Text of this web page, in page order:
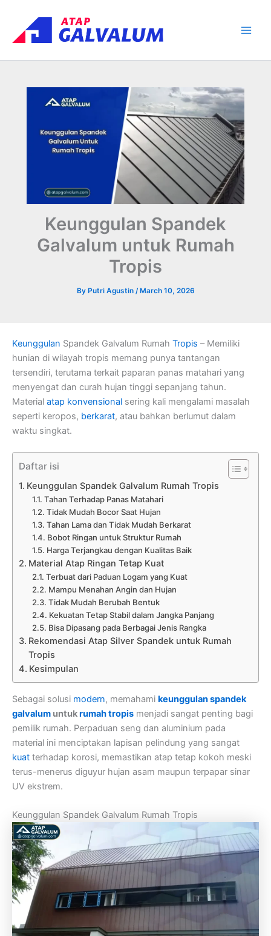
content
Keunggulan Spandek
Galvalum untuk Rumah
Tropis
By Putri Agustin / March 10, 2026
Keunggulan Spandek Galvalum Rumah Tropis – Memiliki
hunian di wilayah tropis memang punya tantangan
tersendiri, terutama terkait paparan panas matahari yang
menyengat dan curah hujan tinggi sepanjang tahun.
Material atap konvensional sering kali mengalami masalah
seperti keropos, berkarat, atau bahkan berlumut dalam
waktu singkat.
Daftar isi
Keunggulan Spandek Galvalum Rumah Tropis
Tahan Terhadap Panas Matahari
Tidak Mudah Bocor Saat Hujan
Tahan Lama dan Tidak Mudah Berkarat
Bobot Ringan untuk Struktur Rumah
Harga Terjangkau dengan Kualitas Baik
Material Atap Ringan Tetap Kuat
Terbuat dari Paduan Logam yang Kuat
Mampu Menahan Angin dan Hujan
Tidak Mudah Berubah Bentuk
Kekuatan Tetap Stabil dalam Jangka Panjang
Bisa Dipasang pada Berbagai Jenis Rangka
Rekomendasi Atap Silver Spandek untuk Rumah
Tropis
Kesimpulan
Sebagai solusi modern, memahami keunggulan spandek
galvalum untukrumah tropis menjadi sangat penting bagi
pemilik rumah. Perpaduan seng dan aluminium pada
material ini menciptakan lapisan pelindung yang sangat
kuat terhadap korosi, memastikan atap tetap kokoh meski
terus-menerus diguyur hujan asam maupun terpapar sinar
UV ekstrem.
Keunggulan Spandek Galvalum Rumah Tropis